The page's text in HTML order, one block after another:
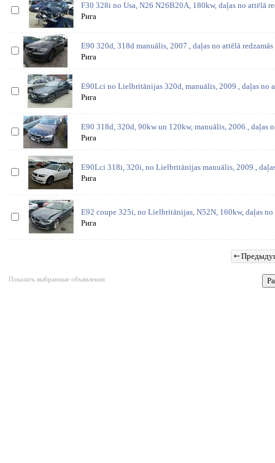
F30 328i no Usa, N26 N26B20A, 180kw, daļas no attēlā
Рига
E90 320d, 318d manuālis, 2007., daļas no attēlā redzamās
Рига
E90Lci no Lielbritānijas 320d, manuālis, 2009., daļas no
Рига
E90 318d, 320d, 90kw un 120kw, manuālis, 2006., daļas
Рига
E90Lci 318i, 320i, no Lielbritānijas manuālis, 2009.,
Рига
E92 coupe 325i, no Lielbritānijas, N52N, 160kw, daļas no
Рига
Показать выбранные объявления